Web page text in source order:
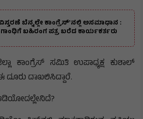
ಬೆನ್ನಲ್ಲೇ ಕಾಂಗ್ರೆಸ್ʼನಲ್ಲಿ ಅಸಮಾಧಾನ :
ಬಹಿರಂಗ ಪತ್ರ ಬರೆದ ಕಾರ್ಯಕರ್ತರು
ಕಾಂಗ್ರೆಸ್ ಸಮಿತಿ ಉಪಾಧ್ಯಕ್ಷ ಕುಶಾಲ್
ದಾಖಲಿಸಿದ್ದಾರೆ.